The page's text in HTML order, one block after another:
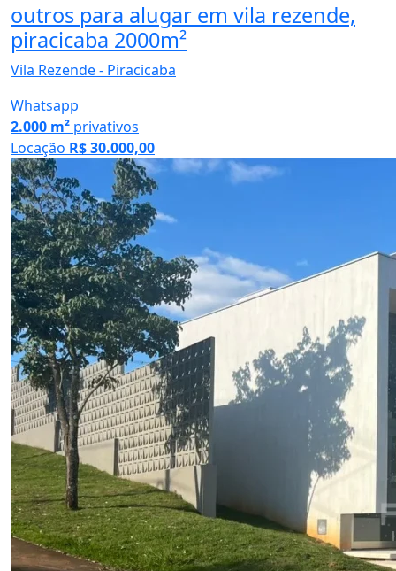
outros para alugar em vila rezende,
piracicaba 2000m²
Vila Rezende - Piracicaba
Whatsapp
2.000 m² privativos
Locação R$ 30.000,00